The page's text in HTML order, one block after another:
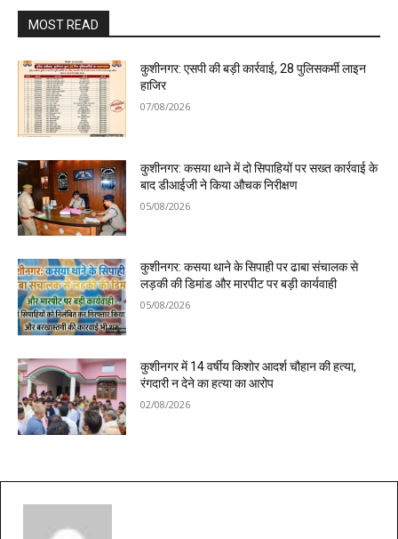
MOST READ
कुशीनगर: एसपी की बड़ी कार्रवाई, 28 पुलिसकर्मी लाइन
हाजिर
07/08/2026
कुशीनगर: कसया थाने में दो सिपाहियों पर सख्त कार्रवाई के
बाद डीआईजी ने किया औचक निरीक्षण
05/08/2026
कुशीनगर: कसया थाने के सिपाही पर ढाबा संचालक से
लड़की की डिमांड और मारपीट पर बड़ी कार्यवाही
05/08/2026
कुशीनगर में 14 वर्षीय किशोर आदर्श चौहान की हत्या,
रंगदारी न देने का हत्या का आरोप
02/08/2026